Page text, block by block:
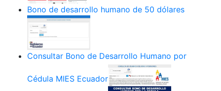
Bono de desarrollo humano de 50 dólares
Consultar Bono de Desarrollo Humano por
Cédula MIES Ecuador